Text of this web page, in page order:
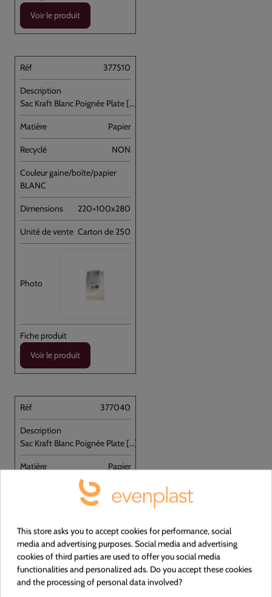
Voir le produit
377510
Sac Kraft Blanc Poignée Plate [...]
Papier
NON
BLANC
220+100x280
Carton de 250
Voir le produit
377040
Sac Kraft Blanc Poignée Plate [...]
Papier
NON
BLANC
320+160x310
Carton de 250
This store asks you to accept cookies for performance, social
media and advertising purposes. Social media and advertising
cookies of third parties are used to offer you social media
functionalities and personalized ads. Do you accept these cookies
and the processing of personal data involved?